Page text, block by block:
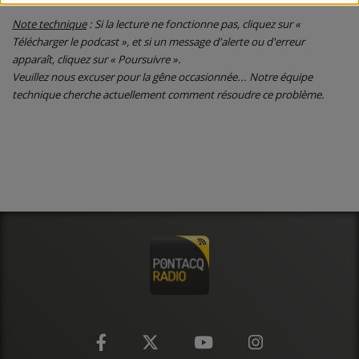
CONTACT
Note technique: Si la lecture ne fonctionne pas, cliquez sur «
Télécharger le podcast », et si un message d'alerte ou d'erreur
apparaît, cliquez sur « Poursuivre ».
Veuillez nous excuser pour la gêne occasionnée... Notre équipe
technique cherche actuellement comment résoudre ce problème.